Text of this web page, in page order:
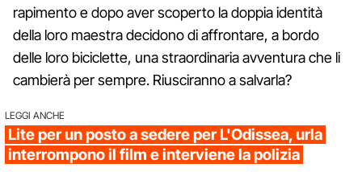
rapimento e dopo aver scoperto la doppia identità
della loro maestra decidono di affrontare, a bordo
delle loro biciclette, una straordinaria avventura che li
cambierà per sempre. Riusciranno a salvarla?
LEGGI ANCHE
Lite per un posto a sedere per L'Odissea, urla
interrompono il film e interviene la polizia